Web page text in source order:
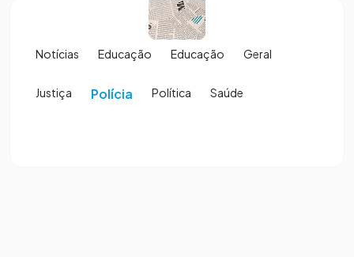
Notícias Educação Educação Geral
Justiça Polícia Política Saúde